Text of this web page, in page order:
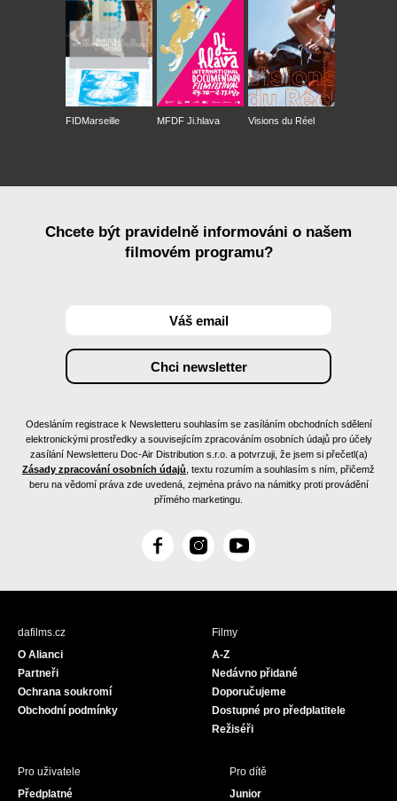
FIDMarseille MFDF Ji.hlava Visions du Réel
Chcete být pravidelně informováni o našem
filmovém programu?
Odesláním registrace k Newsletteru souhlasím se zasíláním obchodních sdělení
elektronickými prostředky a souvisejícím zpracováním osobních údajů pro účely
zasílání Newsletteru Doc-Air Distribution s.r.o. a potvrzuji, že jsem si přečetl(a)
Zásady zpracování osobních údajů , textu rozumím a souhlasím s ním, přičemž
beru na vědomí práva zde uvedená, zejména právo na námitky proti provádění
přímého marketingu.
F
c
I
s
Y
u
dafilms.cz
O Alianci
Partneři
Ochrana soukromí
Obchodní podmínky
Filmy
A-Z
Nedávno přidané
Doporučujeme
Dostupné pro předplatitele
Režiséři
Pro uživatele
Předplatné
Pro dítě
Junior